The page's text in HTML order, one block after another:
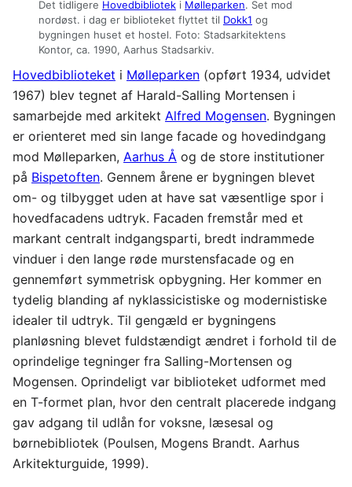
Det tidligere Hovedbibliotek i Mølleparken. Set mod
nordøst. i dag er biblioteket flyttet til Dokk1 og
bygningen huset et hostel. Foto: Stadsarkitektens
Kontor, ca. 1990, Aarhus Stadsarkiv.
Hovedbiblioteket i Mølleparken (opført 1934, udvidet
1967) blev tegnet af Harald-Salling Mortensen i
samarbejde med arkitekt Alfred Mogensen. Bygningen
er orienteret med sin lange facade og hovedindgang
mod Mølleparken, Aarhus Å og de store institutioner
på Bispetoften. Gennem årene er bygningen blevet
om- og tilbygget uden at have sat væsentlige spor i
hovedfacadens udtryk. Facaden fremstår med et
markant centralt indgangsparti, bredt indrammede
vinduer i den lange røde murstensfacade og en
gennemført symmetrisk opbygning. Her kommer en
tydelig blanding af nyklassicistiske og modernistiske
idealer til udtryk. Til gengæld er bygningens
planløsning blevet fuldstændigt ændret i forhold til de
oprindelige tegninger fra Salling-Mortensen og
Mogensen. Oprindeligt var biblioteket udformet med
en T-formet plan, hvor den centralt placerede indgang
gav adgang til udlån for voksne, læsesal og
børnebibliotek (Poulsen, Mogens Brandt. Aarhus
Arkitekturguide, 1999).